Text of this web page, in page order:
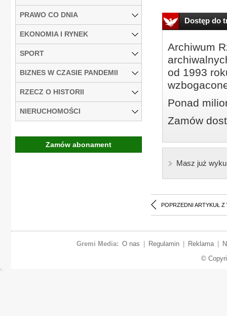
Dostęp do
Archiwum
od 1993
Ponad
Zamów
Masz już
POPRZEDNI ARTYKUŁ Z
PRAWO CO DNIA
EKONOMIA I RYNEK
SPORT
BIZNES W CZASIE PANDEMII
RZECZ O HISTORII
NIERUCHOMOŚCI
Zamów abonament
Gremi Media: O nas Regulamin Reklama
©